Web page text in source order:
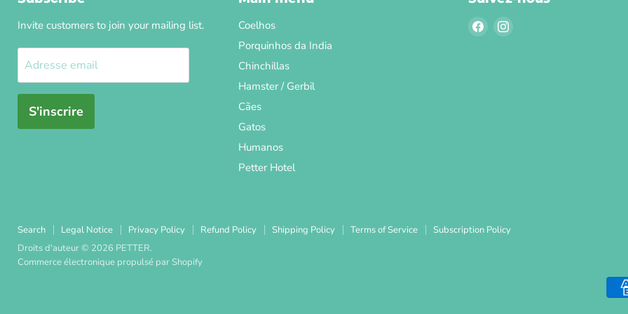
Invite customers to join your mailing list.
Adresse email
S'inscrire
Coelhos
Porquinhos da India
Chinchillas
Hamster / Gerbil
Cães
Gatos
Humanos
Petter Hotel
Trouvez-
Search Legal Notice Privacy Policy Refund Policy Shipping Policy Terms of Service
Subscription Policy
Droits d'auteur © 2026 PETTER.
Commerce électronique propulsé par Shopify